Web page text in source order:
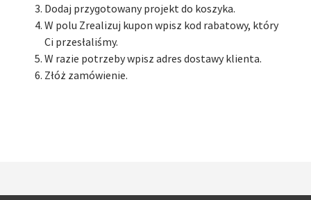
Dodaj przygotowany projekt do koszyka.
W polu Zrealizuj kupon wpisz kod rabatowy, który
Ci przesłaliśmy.
W razie potrzeby wpisz adres dostawy klienta.
Złóż zamówienie.